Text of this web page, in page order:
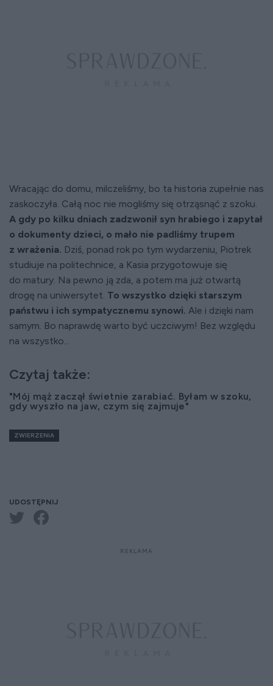
Wracając do domu, milczeliśmy, bo ta historia zupełnie nas
zaskoczyła. Całą noc nie mogliśmy się otrząsnąć z szoku.
A gdy po kilku dniach zadzwonił syn hrabiego i zapytał
o dokumenty dzieci, o mało nie padliśmy trupem
z wrażenia. Dziś, ponad rok po tym wydarzeniu, Piotrek
studiuje na politechnice, a Kasia przygotowuje się
do matury. Na pewno ją zda, a potem ma już otwartą
drogę na uniwersytet. To wszystko dzięki starszym
państwu i ich sympatycznemu synowi. Ale i dzięki nam
samym. Bo naprawdę warto być uczciwym! Bez względu
na wszystko...
Czytaj także:
"Mój mąż zaczął świetnie zarabiać. Byłam w szoku,
gdy wyszło na jaw, czym się zajmuje"
ZWIERZENIA
UDOSTĘPNIJ